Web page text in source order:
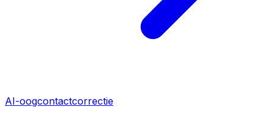
AI-oogcontactcorrectie